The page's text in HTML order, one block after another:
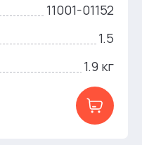
11001-01152
1.5
1.9 кг